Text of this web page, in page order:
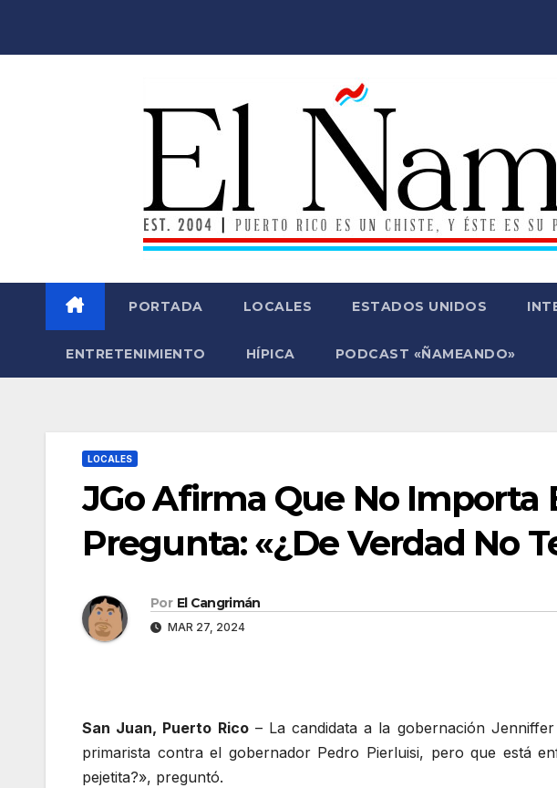
PORTADA LOCALES ESTADOS UNIDOS
ENTRETENIMIENTO HÍPICA PODCAST «ÑAMEANDO»
LOCALES
JGo Afirma Que No Importa
Pregunta: «¿De Verdad No
Por El Cangrimán
MAR 27, 2024
San Juan, Puerto Rico– La candidata a la gobernación
primarista contra el gobernador Pedro Pierluisi, pero que está
pejetita?», preguntó.